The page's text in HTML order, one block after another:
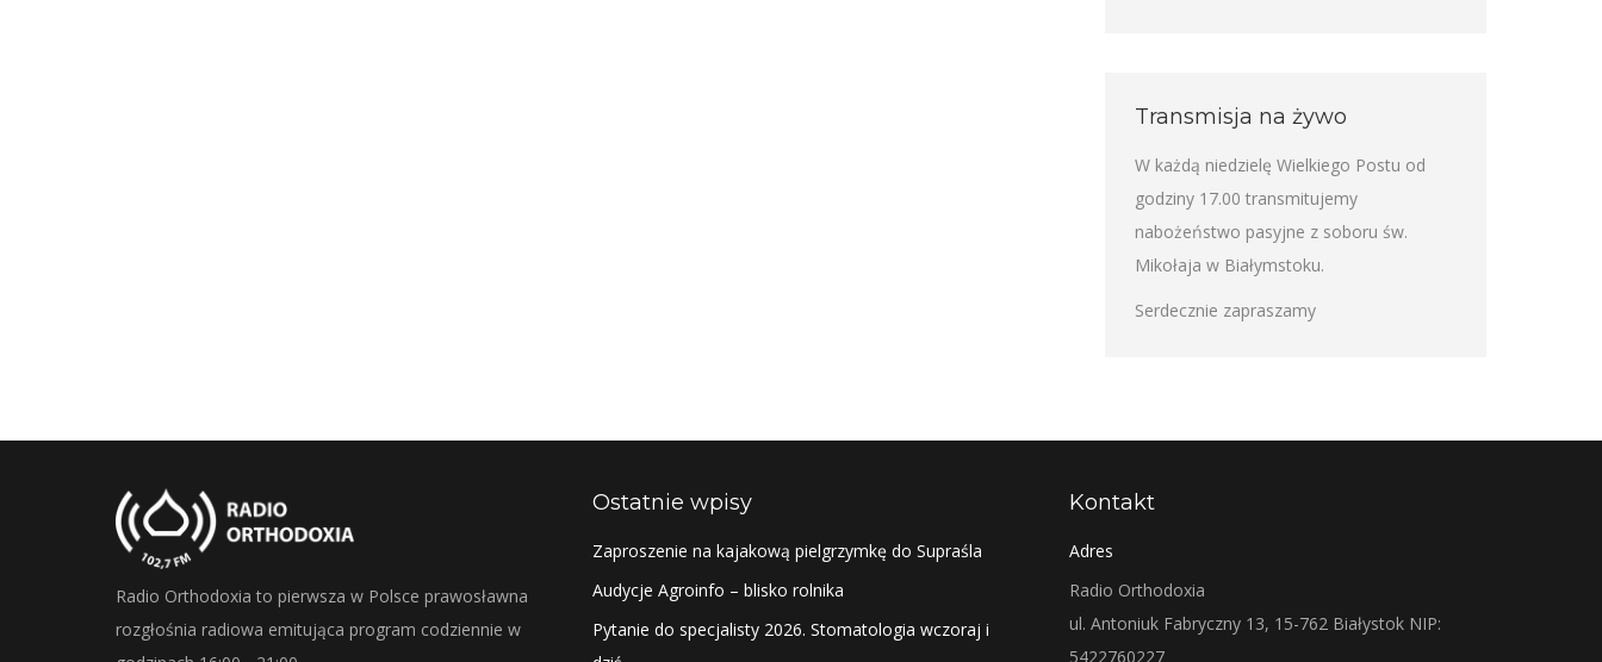
Transmisja na żywo
W każdą niedzielę Wielkiego Postu od
godziny 17.00 transmitujemy
nabożeństwo pasyjne z soboru św.
Mikołaja w Białymstoku.
Serdecznie zapraszamy
Radio Orthodoxia to pierwsza w Polsce prawosławna
rozgłośnia radiowa emitująca program codziennie w
Ostatnie wpisy
Zaproszenie na kajakową pielgrzymkę do Supraśla
Audycje Agroinfo – blisko rolnika
Pytanie do specjalisty 2026. Stomatologia wczoraj i
Kontakt
Adres
Radio Orthodoxia
ul. Antoniuk Fabryczny 13, 15-762 Białystok NIP:
5422760227